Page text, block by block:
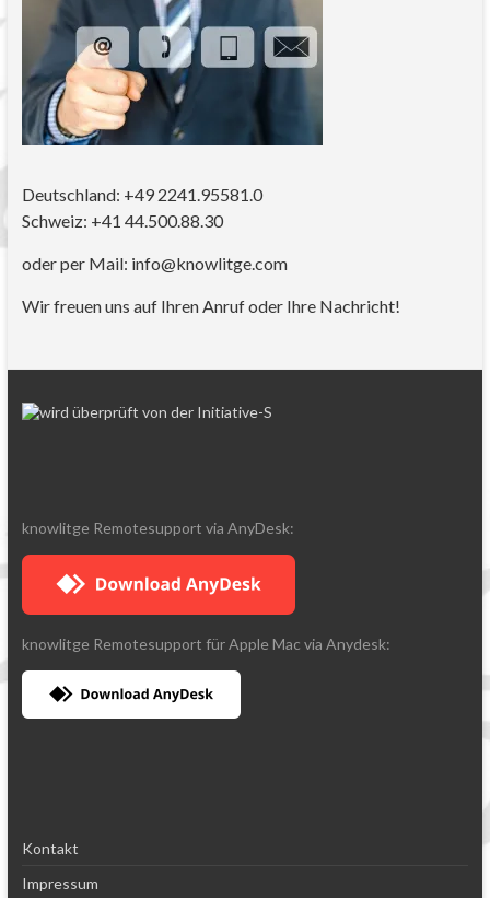
Deutschland: +49 2241.95581.0
Schweiz: +41 44.500.88.30
oder per Mail: info@knowlitge.com
Wir freuen uns auf Ihren Anruf oder Ihre Nachricht!
knowlitge Remotesupport via AnyDesk:
knowlitge Remotesupport für Apple Mac via Anydesk:
Kontakt
Impressum